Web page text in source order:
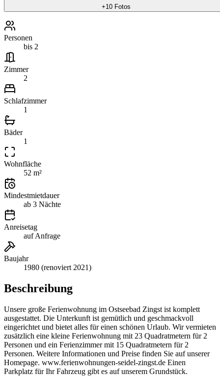
+10Fotos
Personen
bis 2
Zimmer
2
Schlafzimmer
1
Bäder
1
Wohnfläche
52 m²
Mindestmietdauer
ab 3 Nächte
Anreisetag
auf Anfrage
Baujahr
1980 (renoviert 2021)
Beschreibung
Unsere große Ferienwohnung im Ostseebad Zingst ist komplett
ausgestattet. Die Unterkunft ist gemütlich und geschmackvoll
eingerichtet und bietet alles für einen schönen Urlaub. Wir vermieten
zusätzlich eine kleine Ferienwohnung mit 23 Quadratmetern für 2
Personen und ein Ferienzimmer mit 15 Quadratmetern für 2
Personen. Weitere Informationen und Preise finden Sie auf unserer
Homepage. www.ferienwohnungen-seidel-zingst.de Einen
Parkplatz für Ihr Fahrzeug gibt es auf unserem Grundstück.